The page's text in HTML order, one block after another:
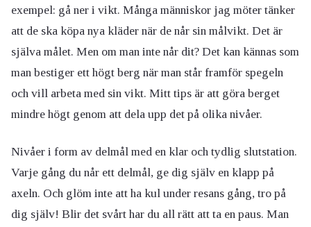
exempel: gå ner i vikt. Många människor jag möter tänker
att de ska köpa nya kläder när de når sin målvikt. Det är
själva målet. Men om man inte når dit? Det kan kännas som
man bestiger ett högt berg när man står framför spegeln
och vill arbeta med sin vikt. Mitt tips är att göra berget
mindre högt genom att dela upp det på olika nivåer.
Nivåer i form av delmål med en klar och tydlig slutstation.
Varje gång du når ett delmål, ge dig själv en klapp på
axeln. Och glöm inte att ha kul under resans gång, tro på
dig själv! Blir det svårt har du all rätt att ta en paus. Man